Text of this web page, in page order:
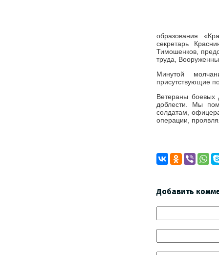
образования
секретарь
Тимошенков,
труда,
Минутой
присутствующие
Ветераны боевых
доблести. Мы
солдатам,
операции,
Добавить